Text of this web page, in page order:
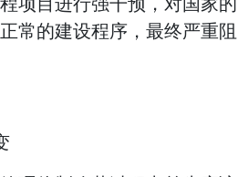
常的建设程序，最终严重阻